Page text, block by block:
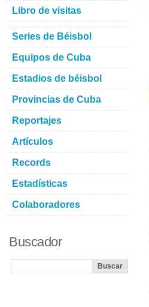
Libro de visitas
Series de Béisbol
Equipos de Cuba
Estadios de béisbol
Provincias de Cuba
Reportajes
Artículos
Records
Estadísticas
Colaboradores
Buscador